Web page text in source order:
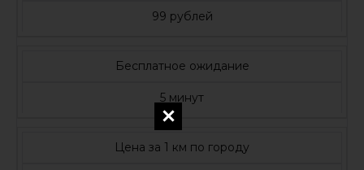
99 рублей
Бесплатное ожидание
5 минут
Цена за 1 км по городу